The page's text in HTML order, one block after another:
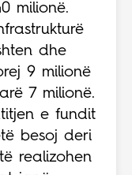
milionë.
dhe
9 milionë
7 milionë.
e fundit
besoj deri
realizohen